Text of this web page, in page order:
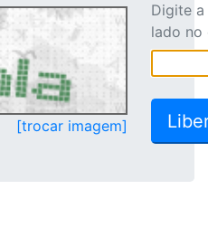
[trocar imagem]
Digite
lado no